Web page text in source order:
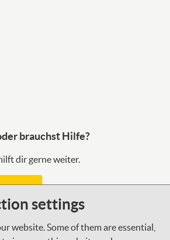
brauchst Hilfe?
dir gerne weiter.
settings
website. Some of them are essential,